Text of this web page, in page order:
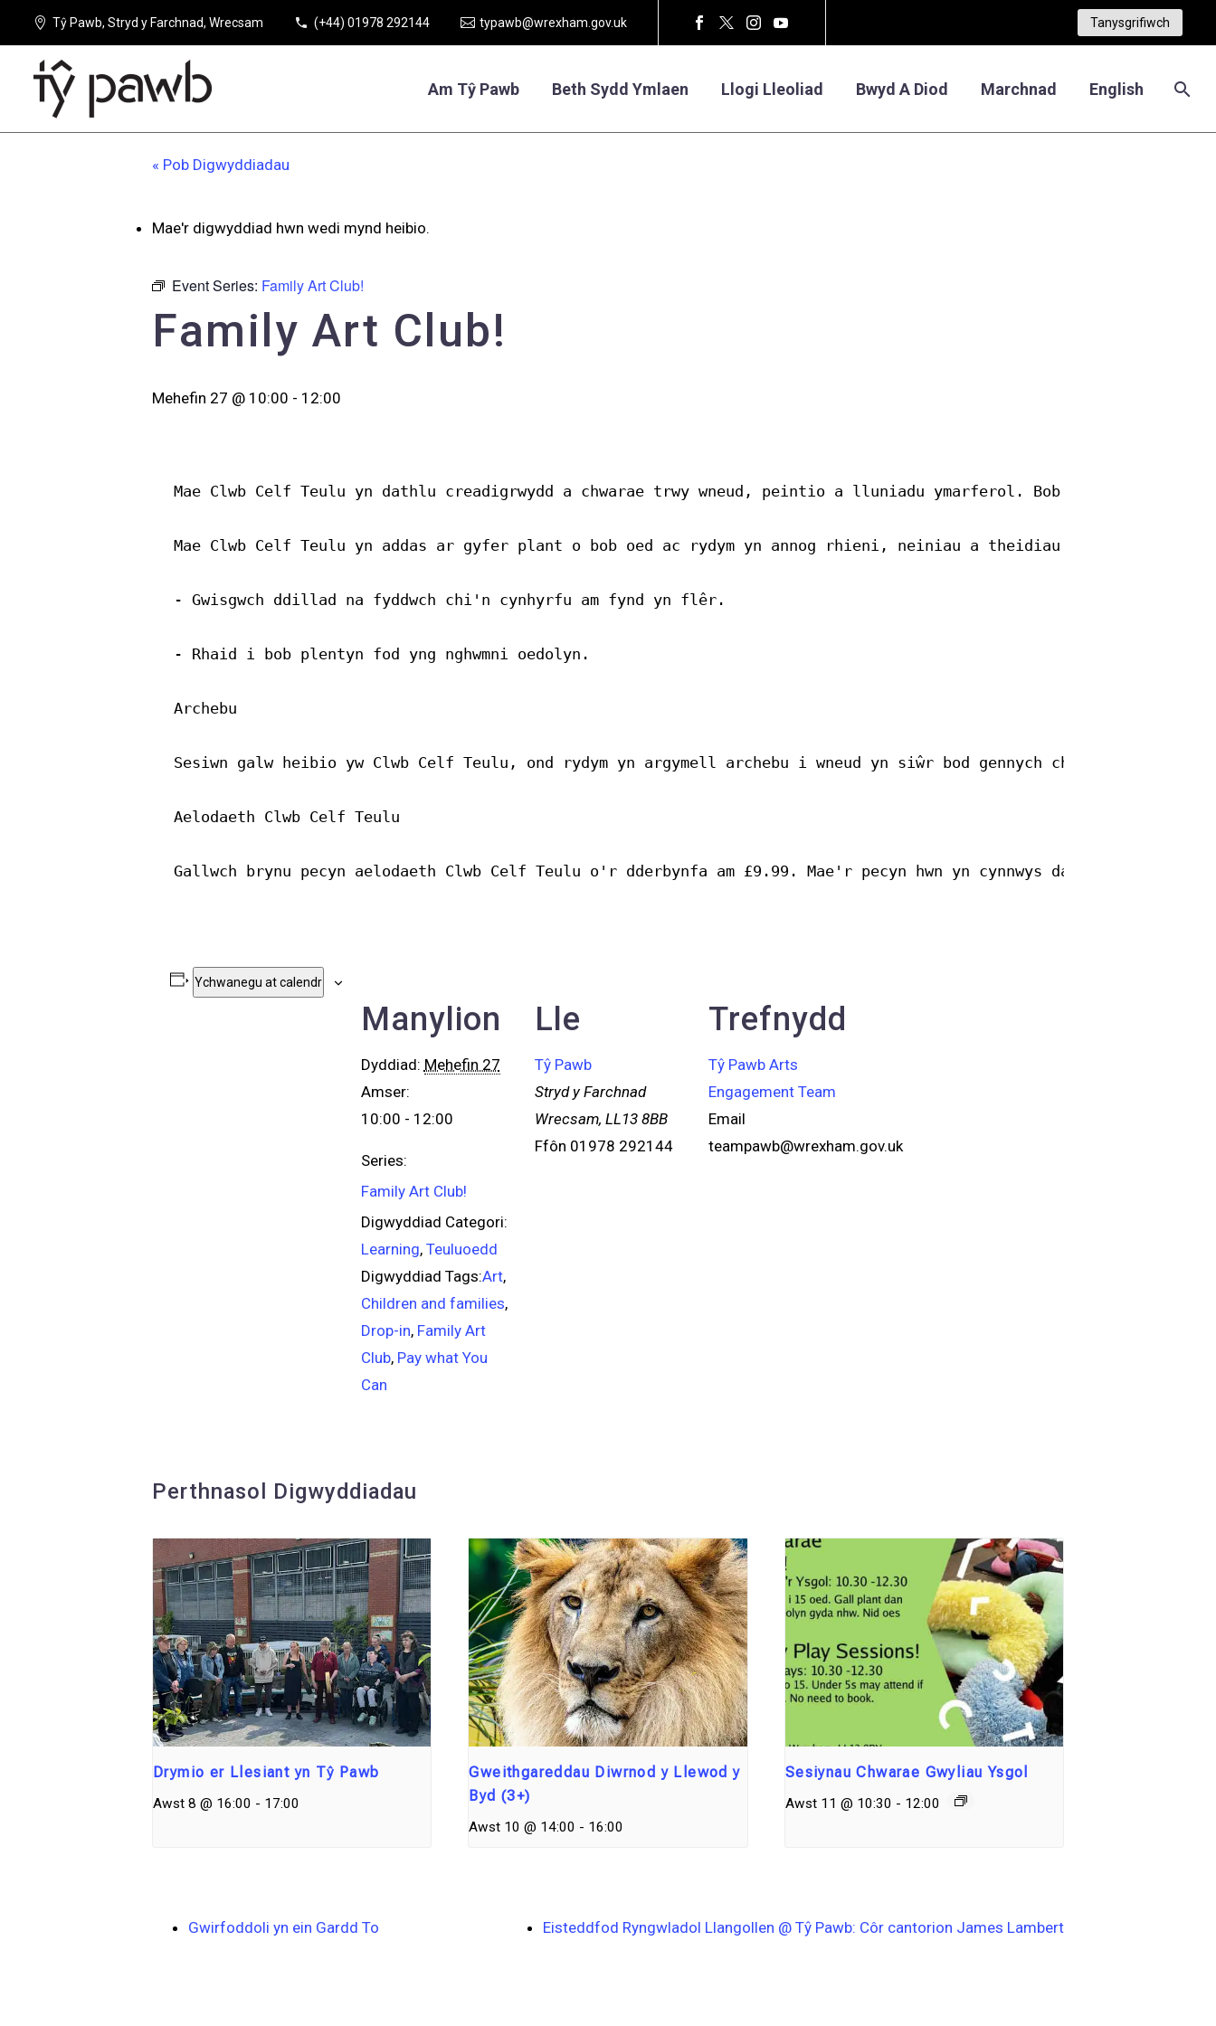
Tŷ Pawb, Stryd y Farchnad, Wrecsam (+44) 01978 292144 typawb@wrexham.gov.uk Tanysgrifiwch
Am Tŷ Pawb Beth Sydd Ymlaen Llogi Lleoliad Bwyd A Diod Marchnad English
« Pob Digwyddiadau
Mae'r digwyddiad hwn wedi mynd heibio.
Event Series: Family Art Club!
Family Art Club!
Mehefin 27 @ 10:00 - 12:00
Mae Clwb Celf Teulu yn dathlu creadigrwydd a chwarae trwy wneud, peintio a lluniadu ymarferol. Bob wythnos
Mae Clwb Celf Teulu yn addas ar gyfer plant o bob oed ac rydym yn annog rhieni, neiniau a theidiau a gofalwyr i
- Gwisgwch ddillad na fyddwch chi'n cynhyrfu am fynd yn flêr.
- Rhaid i bob plentyn fod yng nghwmni oedolyn.
Archebu
Sesiwn galw heibio yw Clwb Celf Teulu, ond rydym yn argymell archebu i wneud yn siŵr bod gennych chi le yn
Aelodaeth Clwb Celf Teulu
Gallwch brynu pecyn aelodaeth Clwb Celf Teulu o'r dderbynfa am £9.99. Mae'r pecyn hwn yn cynnwys danteithion
Ychwanegu at calendr
Manylion
Dyddiad: Mehefin 27
Amser:
10:00 - 12:00
Series:
Family Art Club!
Digwyddiad Categori:
Learning, Teuluoedd
Digwyddiad Tags:Art,
Children and families,
Drop-in, Family Art
Club, Pay what You
Can
Lle
Tŷ Pawb
Stryd y Farchnad
Wrecsam, LL13 8BB
Ffôn 01978 292144
Trefnydd
Tŷ Pawb Arts
Engagement Team
Email
teampawb@wrexham.gov.uk
Perthnasol Digwyddiadau
Drymio er Llesiant yn Tŷ Pawb
Awst 8 @ 16:00 - 17:00
Gweithgareddau Diwrnod y Llewod y
Byd (3+)
Awst 10 @ 14:00 - 16:00
Sesiynau Chwarae Gwyliau Ysgol
Awst 11 @ 10:30 - 12:00
Gwirfoddoli yn ein Gardd To Eisteddfod Ryngwladol Llangollen @ Tŷ Pawb: Côr cantorion James Lambert